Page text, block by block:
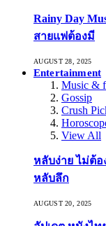
Rainy Day
สายแฟต้องมี
AUGUST 28, 2025
Entertainment
Music &
Gossip
Crush
View All
หลับง่าย ไม่ต้อ
หลับลึก
AUGUST 20, 2025